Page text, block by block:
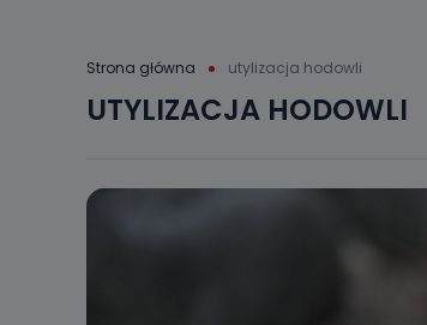
Strona główna utylizacja hodowli
UTYLIZACJA HODOWLI